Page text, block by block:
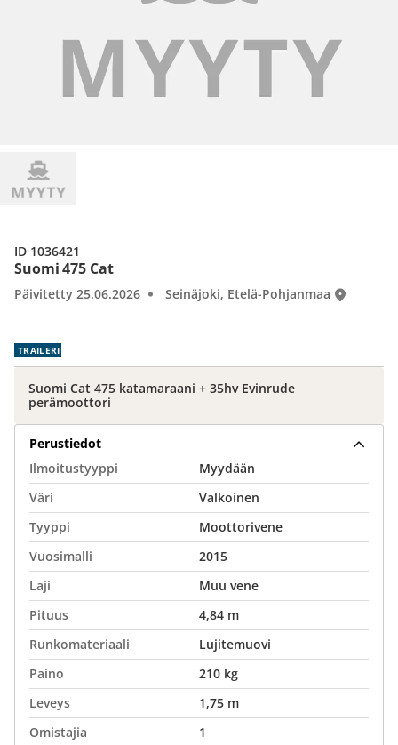
Suomi 475 Cat
Päivitetty 25.06.2026 Seinäjoki, Etelä-Pohjanmaa
ID 1036421
TRAILERI
Suomi Cat 475 katamaraani + 35hv Evinrude
perämoottori
Perustiedot
Ilmoitustyyppi
Myydään
Väri
Valkoinen
Tyyppi
Moottorivene
Vuosimalli
2015
Laji
Muu vene
Pituus
4,84 m
Runkomateriaali
Lujitemuovi
Paino
210 kg
Leveys
1,75 m
Omistajia
1